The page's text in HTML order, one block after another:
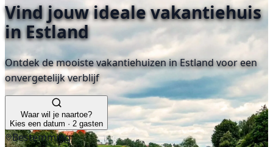
Vind jouw ideale vakantiehuis
in Estland
Ontdek de mooiste vakantiehuizen in Estland voor een
onvergetelijk verblijf
Waar wil je naartoe?
Kies een datum · 2 gasten
Bestemming